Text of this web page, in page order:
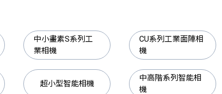
中小畫素S系列工
業相機
CU系列工業面陣相
機
超小型智能相機
中高階系列智能相
機